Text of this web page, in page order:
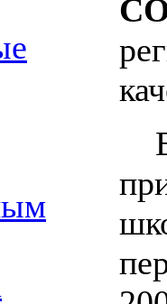
В